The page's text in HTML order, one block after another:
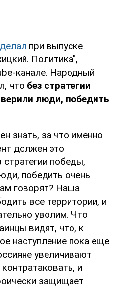
при выпуске
Политика",
канале. Народный
что без стратегии
люди, победить
знать, за что именно
должен это
победы,
победить очень
говорят? Наша
все территории, и
уволим. Что
видят, что, к
наступление пока еще
увеличивают
и
защищает